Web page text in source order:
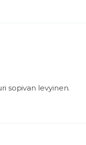
sopivan levyinen.